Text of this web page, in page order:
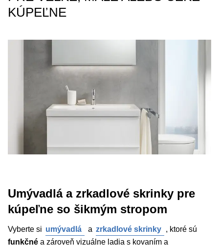
KÚPEĽNE
Umývadlá a zrkadlové skrinky pre
kúpeľne so šikmým stropom
Vyberte si umývadlá a zrkadlové skrinky , ktoré sú
funkčné a zároveň vizuálne ladia s kovaním a